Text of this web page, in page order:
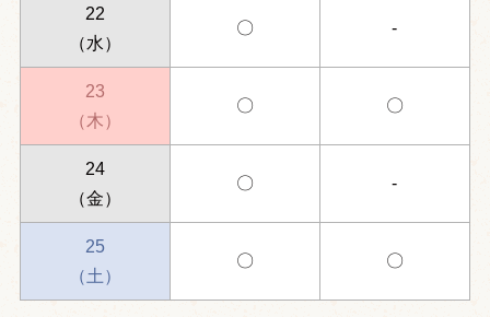
22
（水）
〇 -
23
（木）
〇 〇
24
（金）
〇 -
25
（土）
〇 〇